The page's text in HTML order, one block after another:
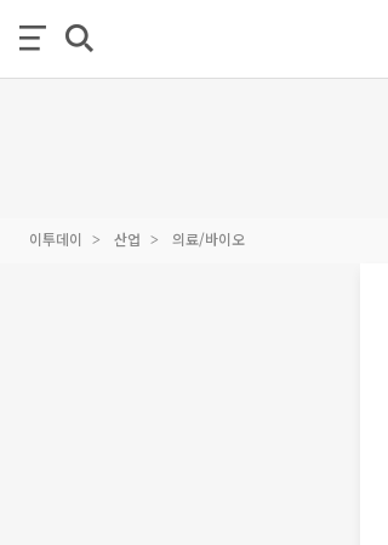
이투데이 산업 의료/바이오